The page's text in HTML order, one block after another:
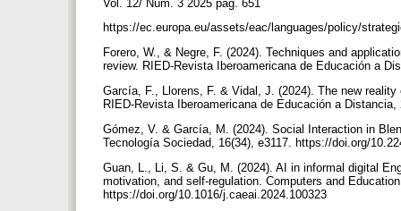
Vol. 12/ Núm. 3 2025 pág. 651
https://ec.europa.eu/assets/eac/languages/policy/
Forero, W., & Negre, F. (2024). Techniques and
review. RIED-Revista Iberoamericana de Educación a
García, F., Llorens, F. & Vidal, J. (2024). The new
RIED-Revista Iberoamericana de Educación a
Gómez, V. & García, M. (2024). Social Interaction in
Tecnología Sociedad, 16(34), e3117. https://doi.org/
Guan, L., Li, S. & Gu, M. (2024). AI in informal digital
motivation, and self-regulation. Computers and
https://doi.org/10.1016/j.caeai.2024.100323